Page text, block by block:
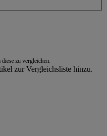
zu vergleichen.
zur Vergleichsliste hinzu.